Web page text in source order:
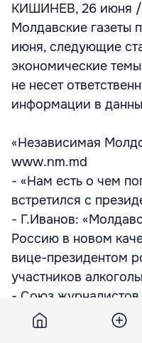
КИШИНЕВ, 26 июня
Молдавские газеты
июня, следующие
экономические
не несет
информации в
«Независимая
www.nm.md
- «Нам есть о чем
встретился с
- Г.Иванов:
Россию в новом
вице-президентом
участников
- Союз
существовать –